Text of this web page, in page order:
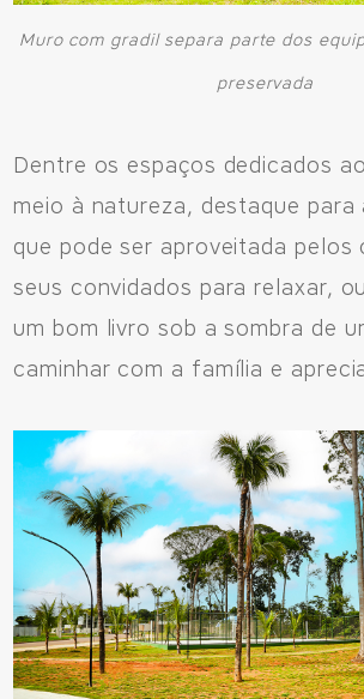
Muro com gradil separa parte dos
preservada
Dentre os espaços dedicados
meio à natureza, destaque para
que pode ser aproveitada pelos
seus convidados para relaxar,
um bom livro sob a sombra de
caminhar com a família e